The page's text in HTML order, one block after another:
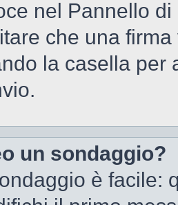
nel Pannello
che una
la casella per
un sondaggio?
è facile: